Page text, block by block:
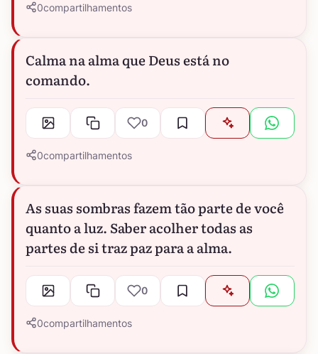
0compartilhamentos
Calma na alma que Deus está no
comando.
0
0compartilhamentos
As suas sombras fazem tão parte de você
quanto a luz. Saber acolher todas as
partes de si traz paz para a alma.
0
0compartilhamentos